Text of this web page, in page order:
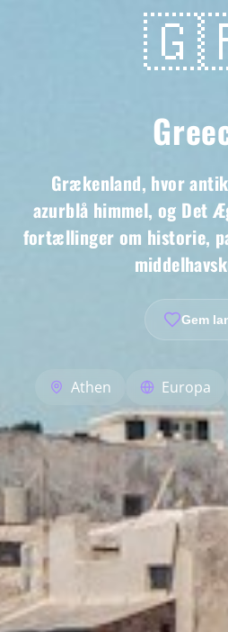
Grækenland, hvor
azurblå himmel, og Det
fortællinger om historie,
Gem
Athen Europa